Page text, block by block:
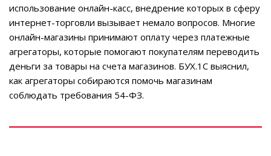
использование онлайн-касс, внедрение которых в сферу
интернет-торговли вызывает немало вопросов. Многие
онлайн-магазины принимают оплату через платежные
агрегаторы, которые помогают покупателям переводить
деньги за товары на счета магазинов. БУХ.1С выяснил,
как агрегаторы собираются помочь магазинам
соблюдать требования 54-ФЗ.